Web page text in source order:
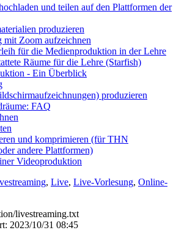
und teilen auf den Plattformen der
produzieren
mit Zoom aufzeichnen
für die Medienproduktion in der Lehre
Räume für die Lehre (Starfish)
- Ein Überblick
produzieren
FAQ
und komprimieren (für THN
andere Plattformen)
Videoproduktion
, Live, Live-Vorlesung, Online-
livestreaming.txt
2023/10/31 08:45